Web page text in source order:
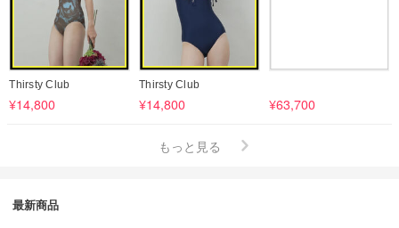
Thirsty Club
¥14,800
Thirsty Club
¥14,800 ¥63,700
もっと見る
最新商品